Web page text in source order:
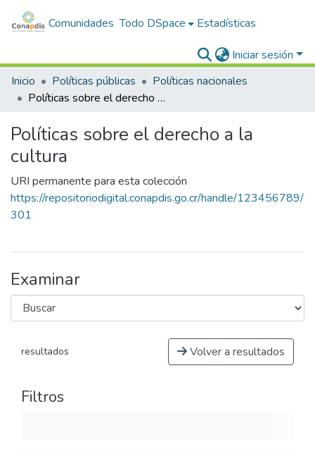
Comunidades Todo DSpace Estadísticas
Iniciar sesión
Inicio
Políticas públicas
Políticas nacionales
Políticas sobre el derecho a la cultura
Políticas sobre el derecho a la
cultura
URI permanente para esta colección
https://repositoriodigital.conapdis.go.cr/handle/123456789/
301
Examinar
resultados Volver a resultados
Filtros